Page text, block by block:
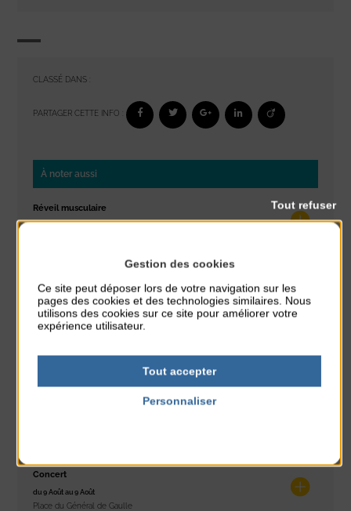
CLASSÉ DANS :
PARTAGER CETTE INFO :
À noter aussi
Réveil musculaire
du 3 Août au 7 Août
Plage du passous
Concert
du 9 Août au 9 Août
Place du Général de Gaulle
Gestion des cookies
Ce site peut déposer lors de votre navigation sur les
pages des cookies et des technologies similaires. Nous
utilisons des cookies sur ce site pour améliorer votre
expérience utilisateur.
Tout accepter
Tout refuser
Personnaliser